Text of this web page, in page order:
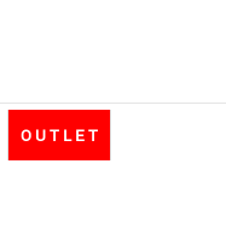
O U T L E T